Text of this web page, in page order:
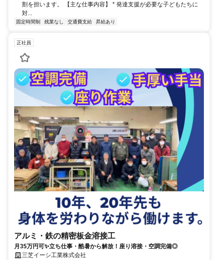
割を担います。 【主な仕事内容】 * 発達支援が必要な子どもたちに
対...
固定時間制 残業なし 交通費支給 昇給あり
正社員
アルミ・鉄の精密板金溶接工
月35万円可✨立ち仕事・酷暑から解放！座り溶接・空調完備◎
三芝イーシ工業株式会社